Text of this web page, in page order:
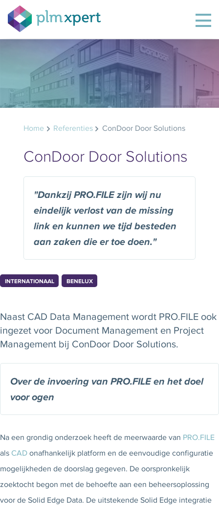
Home Referenties ConDoor Door Solutions
ConDoor Door Solutions
"Dankzij PRO.FILE zijn wij nu
eindelijk verlost van de missing
link en kunnen we tijd besteden
aan zaken die er toe doen."
INTERNATIONAAL BENELUX
Naast CAD Data Management wordt PRO.FILE ook
ingezet voor Document Management en Project
Management bij ConDoor Door Solutions.
Over de invoering van PRO.FILE en het doel
voor ogen
Na een grondig onderzoek heeft de meerwaarde van PRO.FILE
als CAD onafhankelijk platform en de eenvoudige configuratie
mogelijkheden de doorslag gegeven. De oorspronkelijk
zoektocht begon met de behoefte aan een beheersoplossing
voor de Solid Edge Data. De uitstekende Solid Edge integratie